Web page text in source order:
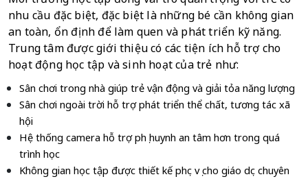
nhu cầu đặc biệt, đặc biệt là những bé cần không gian
an toàn, ổn định để làm quen và phát triển kỹ năng.
Trung tâm được giới thiệu có các tiện ích hỗ trợ cho
hoạt động học tập và sinh hoạt của trẻ như:
Sân chơi trong nhà giúp trẻ vận động và giải tỏa năng lượng
Sân chơi ngoài trời hỗ trợ phát triển thể chất, tương tác xã
hội
Hệ thống camera hỗ trợ phụ huynh an tâm hơn trong quá
trình học
Không gian học tập được thiết kế phục vụ cho giáo dục chuyên